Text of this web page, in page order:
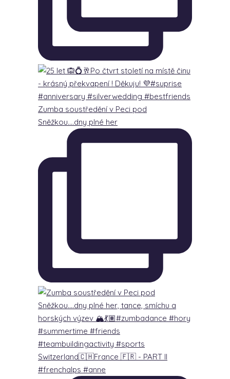
Zumba soustředění v Peci pod
Sněžkou….dny plné her
Switzerland🇨🇭France 🇫🇷 - PART lI
#frenchalps #anne